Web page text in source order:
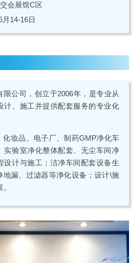
会展馆C区
月14-16日
公司，创立于2006年，是专业从
计、施工并提供配套服务的专业化
化妆品、电子厂、制药GMP净化车
实验室净化整体配套、无尘车间净
设计与施工；洁净车间配套设备生
地漏、过滤器等净化设备；设计\施